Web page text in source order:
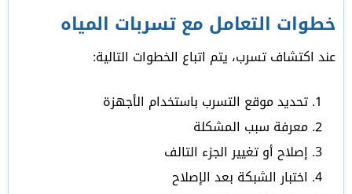
خطوات التعامل مع تسربات المياه
عند اكتشاف تسرب، يتم اتباع الخطوات التالية:
تحديد موقع التسرب باستخدام الأجهزة
معرفة سبب المشكلة
إصلاح أو تغيير الجزء التالف
اختبار الشبكة بعد الإصلاح